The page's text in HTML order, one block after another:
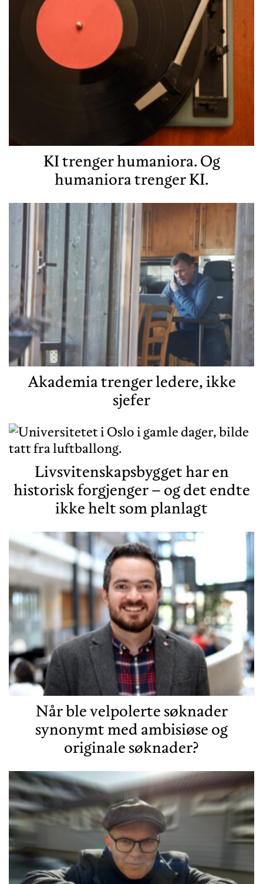
KI trenger humaniora. Og
humaniora trenger KI.
Akademia trenger ledere, ikke
sjefer
Livsvitenskapsbygget har en
historisk forgjenger – og det endte
ikke helt som planlagt
Når ble velpolerte søknader
synonymt med ambisiøse og
originale søknader?